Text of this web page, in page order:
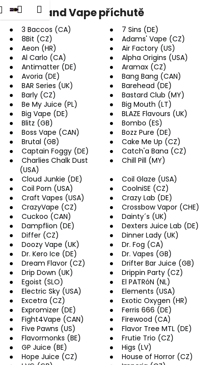
Přejít
na
obsah
Přihlášení
Nákupní
košík
Menu
Shake and Vape příchutě
3 Baccos (CA)
7 Sins (DE)
8Bit (CZ)
Adams' Vape (CZ)
Aeon (HR)
Air Factory (US)
Al Carlo (CA)
Alpha Origins (USA)
Antimatter (DE)
Aramax (CZ)
Avoria (DE)
Bang Bang (CAN)
BAR Series (UK)
Barehead (DE)
Barly (CZ)
Bastard Club (MY)
Be My Juice (PL)
Big Mouth (LT)
Big Vape (DE)
BLAZE Flavours (UK)
Blitz (GB)
Bombo (ES)
Boss Vape (CAN)
Bozz Pure (DE)
Brutal (GB)
Cake Me Up (CZ)
Captain Foggy (DE)
Catch'a Bana (CZ)
Charlies Chalk Dust
(USA)
Chill Pill (MY)
Cloud Junkie (DE)
Coil Glaze (USA)
Coil Porn (USA)
CoolniSE (CZ)
Craft Vapes (USA)
Crazy Lab (DE)
CrazyVape (CZ)
Crossbow Vapor (CHE)
Cuckoo (CAN)
Dainty´s (UK)
Dampflion (DE)
Dexters Juice Lab (DE)
Differ (CZ)
Dinner Lady (UK)
Doozy Vape (UK)
Dr. Fog (CA)
Dr. Kero Ice (DE)
Dr. Vapes (GB)
Dream Flavor (CZ)
Drifter Bar Juice (GB)
Drip Down (UK)
Drippin Party (CZ)
Egoist (SLO)
El PATRóN (NL)
Electric Sky (USA)
Elements (USA)
Excetra (CZ)
Exotic Oxygen (HR)
Expromizer (DE)
Ferris 666 (DE)
Fight4Vape (CAN)
Firewood (CA)
Five Pawns (US)
Flavor Tree MTL (DE)
Flavormonks (BE)
Frutie Trio (CZ)
GP Juice (BE)
Higs (LV)
Hope Juice (CZ)
House of Horror (CZ)
K
o
C
o
p
o
t
ř
e
b
u
e
t
e
n
a
j
í
t
?